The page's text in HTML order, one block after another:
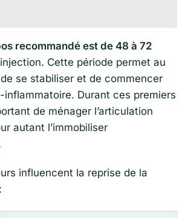
recommandé est de 48 à 72
Cette période permet au
se stabiliser et de commencer
Durant ces premiers
de ménager l’articulation
autant l’immobiliser
influencent la reprise de la